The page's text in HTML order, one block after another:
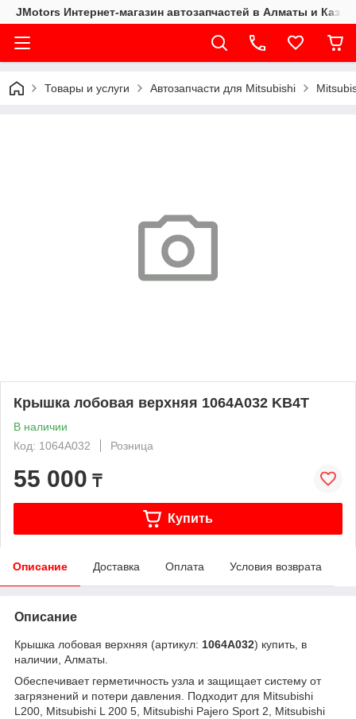
JMotors Интернет-магазин автозапчастей в Алматы и
Товары и услуги Автозапчасти для Mitsubishi
Крышка лобовая верхняя 1064A032 KB4T
В наличии
Код: 1064A032
Розница
55 000 ₸
Купить
Описание Доставка Оплата Условия возврата
Описание
Крышка лобовая верхняя (артикул: 1064A032) купить, в
наличии, Алматы.
Обеспечивает герметичность узла и защищает систему от
загрязнений и потери давления. Подходит для Mitsubishi
L200, Mitsubishi L 200 5, Mitsubishi Pajero Sport 2, Mitsubishi